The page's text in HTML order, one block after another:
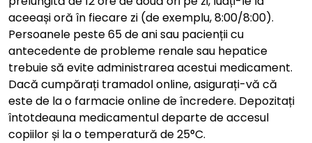
aceeași oră în fiecare zi (de exemplu, 8:00/8:00).
Persoanele peste 65 de ani sau pacienții cu
antecedente de probleme renale sau hepatice
trebuie să evite administrarea acestui medicament.
Dacă cumpărați tramadol online, asigurați-vă că
este de la o farmacie online de încredere. Depozitați
întotdeauna medicamentul departe de accesul
copiilor și la o temperatură de 25°C.